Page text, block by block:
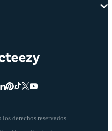
derechos reservados